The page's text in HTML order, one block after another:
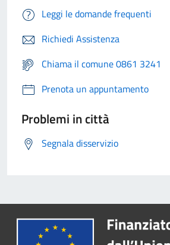
Leggi le domande frequenti
Richiedi Assistenza
Chiama il comune 0861 3241
Prenota un appuntamento
Problemi in città
Segnala disservizio